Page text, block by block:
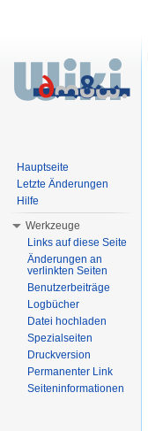
Hauptseite
Letzte Änderungen
Hilfe
Werkzeuge
Links auf diese Seite
Änderungen an
verlinkten Seiten
Benutzerbeiträge
Logbücher
Datei hochladen
Spezialseiten
Druckversion
Permanenter Link
Seiteninformationen